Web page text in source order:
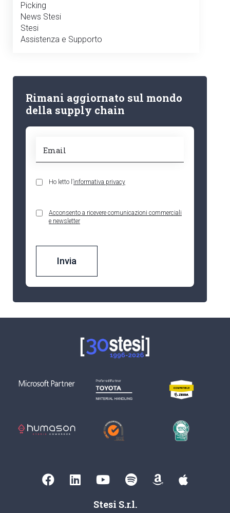
Picking
News Stesi
Stesi
Assistenza e Supporto
Rimani aggiornato sul mondo
della supply chain
Ho letto l’informativa privacy
Acconsento a ricevere comunicazioni commerciali
e newsletter
Stesi S.r.l.